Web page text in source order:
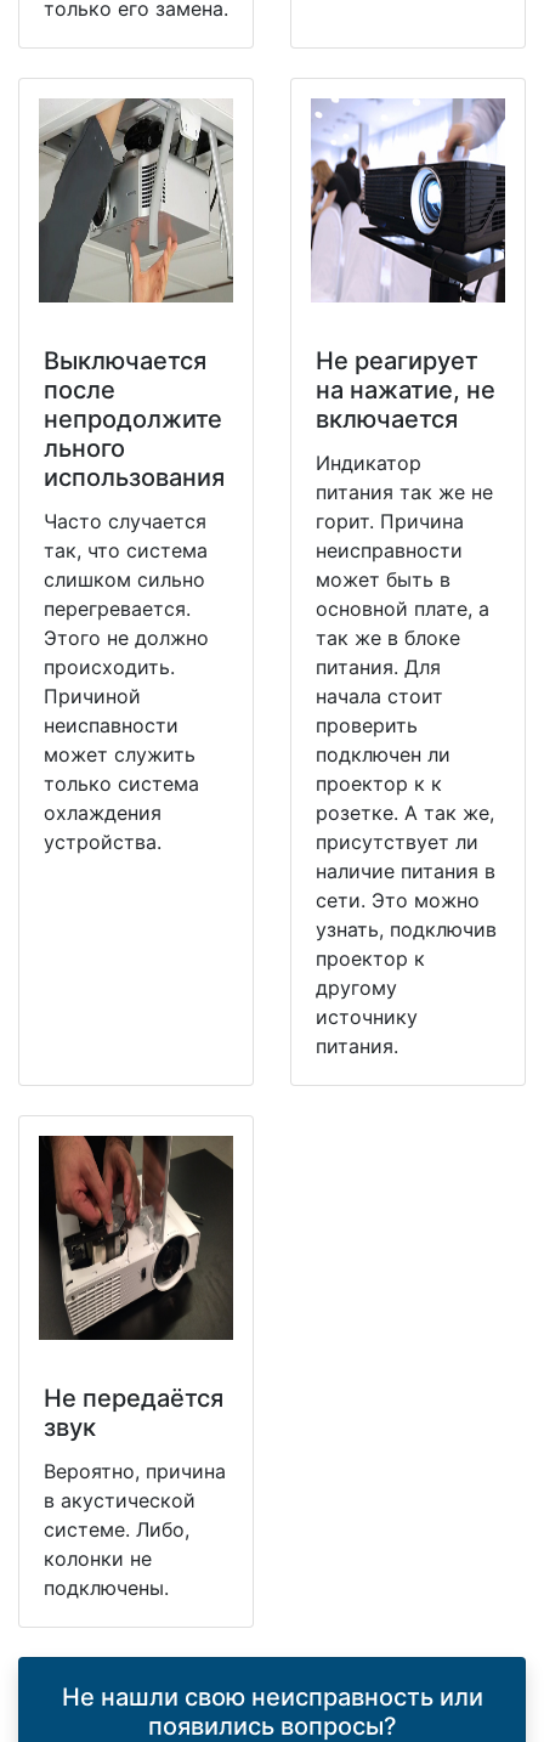
только его замена.
Выключается
после
непродолжите
льного
использования
Часто случается
так, что система
слишком сильно
перегревается.
Этого не должно
происходить.
Причиной
неиспавности
может служить
только система
охлаждения
устройства.
Не реагирует
на нажатие, не
включается
Индикатор
питания так же не
горит. Причина
неисправности
может быть в
основной плате, а
так же в блоке
питания. Для
начала стоит
проверить
подключен ли
проектор к к
розетке. А так же,
присутствует ли
наличие питания в
сети. Это можно
узнать, подключив
проектор к
другому
источнику
питания.
Не передаётся
звук
Вероятно, причина
в акустической
системе. Либо,
колонки не
подключены.
Не нашли свою неисправность или
появились вопросы?